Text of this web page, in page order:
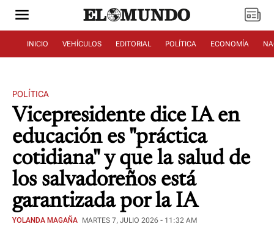
INICIO VEHÍCULOS EDITORIAL POLÍTICA ECONOMÍA
POLÍTICA
Vicepresidente dice IA en
educación es "práctica
cotidiana" y que la salud de
los salvadoreños está
garantizada por la IA
YOLANDA MAGAÑA MARTES 7, JULIO 2026 - 11:32 AM